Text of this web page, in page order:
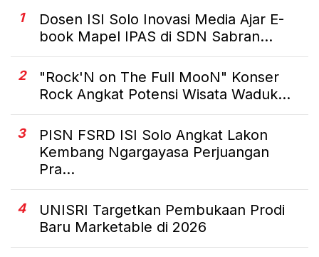
1
Dosen ISI Solo Inovasi Media Ajar E-
book Mapel IPAS di SDN Sabran...
2
"Rock'N on The Full MooN" Konser
Rock Angkat Potensi Wisata Waduk...
3
PISN FSRD ISI Solo Angkat Lakon
Kembang Ngargayasa Perjuangan
Pra...
4
UNISRI Targetkan Pembukaan Prodi
Baru Marketable di 2026